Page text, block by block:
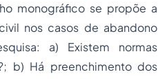
monográfico se propõe a
nos casos de abandono
a) Existem normas
b) Há preenchimento dos